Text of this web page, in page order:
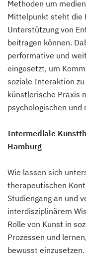
Methoden um
Mittelpunkt steht die
Unterstützung von
beitragen können.
performative und
eingesetzt, um
soziale Interaktion
künstlerische Praxis
psychologischen und
Intermediale
Hamburg
Wie lassen sich
therapeutischen
Studiengang an und
interdisziplinärem
Rolle von Kunst in
Prozessen und
bewusst